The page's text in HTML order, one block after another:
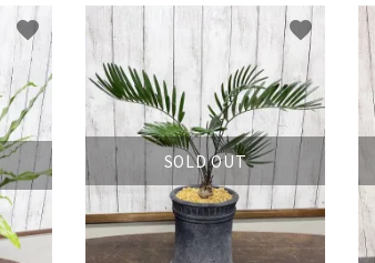
favorite
SOLD OUT
favorite